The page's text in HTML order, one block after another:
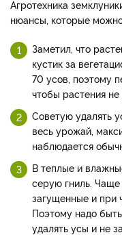
Агротехника
нюансы, которые
Заметил, что
кустик за
70 усов, поэтому
чтобы растения не
Советую удалять
весь урожай,
наблюдается
В теплые и
серую гниль. Чаще
загущенные и при
Поэтому надо
удалять усы и не